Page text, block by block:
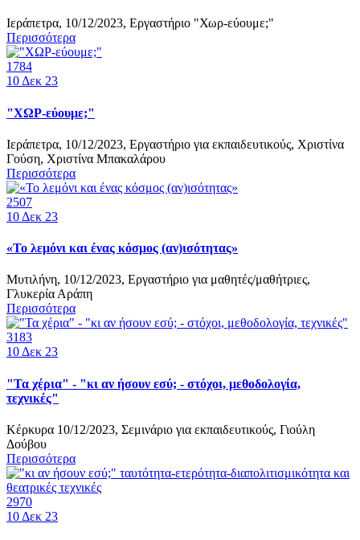
Ιεράπετρα, 10/12/2023, Εργαστήριο "Χωρ-εύουμε;"
Περισσότερα
1784
10Δεκ 23
"ΧΩΡ-εύουμε;"
Ιεράπετρα, 10/12/2023, Εργαστήριο για εκπαιδευτικούς, Χριστίνα
Γούση, Χριστίνα Μπακαλάρου
Περισσότερα
2507
10 Δεκ 23
«Το λεμόνι και ένας κόσμος (αν)ισότητας»
Μυτιλήνη, 10/12/2023, Εργαστήριο για μαθητές/μαθήτριες,
Γλυκερία Αράπη
Περισσότερα
3183
10Δεκ 23
"Τα χέρια" - "κι αν ήσουν εσύ; - στόχοι, μεθοδολογία,
τεχνικές"
Κέρκυρα 10/12/2023, Σεμινάριο για εκπαιδευτικούς, Γιούλη
Δούβου
Περισσότερα
2970
10 Δεκ 23